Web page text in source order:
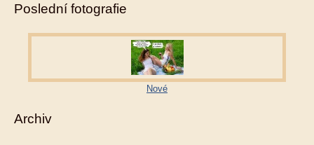
Poslední fotografie
Nové
Archiv